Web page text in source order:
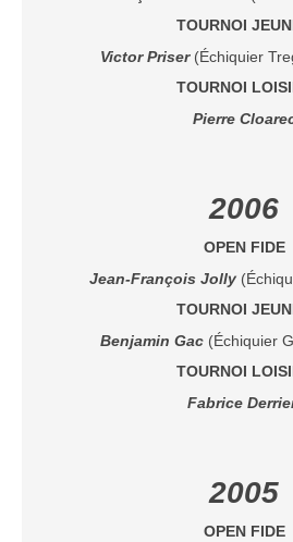
TOURNOI
Victor Priser(Échiquier
TOURNOI
Pierre
2006
OPEN FIDE
Jean-François Jolly
TOURNOI
Benjamin Gac (Échiquier
TOURNOI
Fabrice
2005
OPEN FIDE